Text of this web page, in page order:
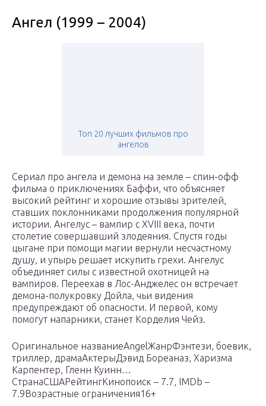
Ангел (1999 – 2004)
Топ 20 лучших фильмов про
ангелов
Сериал про ангела и демона на земле – спин-офф
фильма о приключениях Баффи, что объясняет
высокий рейтинг и хорошие отзывы зрителей,
ставших поклонниками продолжения популярной
истории. Ангелус – вампир с XVIII века, почти
столетие совершавший злодеяния. Спустя годы
цыгане при помощи магии вернули несчастному
душу, и упырь решает искупить грехи. Ангелус
объединяет силы с известной охотницей на
вампиров. Переехав в Лос-Анджелес он встречает
демона-полукровку Дойла, чьи видения
предупреждают об опасности. И первой, кому
помогут напарники, станет Корделия Чейз.
Оригинальное названиеAngelЖанрФэнтези, боевик,
триллер, драмаАктерыДэвид Бореаназ, Харизма
Карпентер, Гленн Куинн…
СтранаСШАРейтингКинопоиск – 7.7, IMDb –
7.9Возрастные ограничения16+